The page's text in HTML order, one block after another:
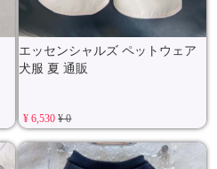
エッセンシャルズ ペットウェア
犬服 夏 通販
¥ 6,530¥ 0